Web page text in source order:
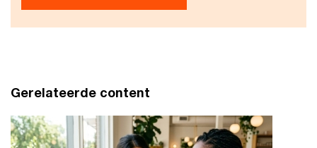
Gerelateerde content